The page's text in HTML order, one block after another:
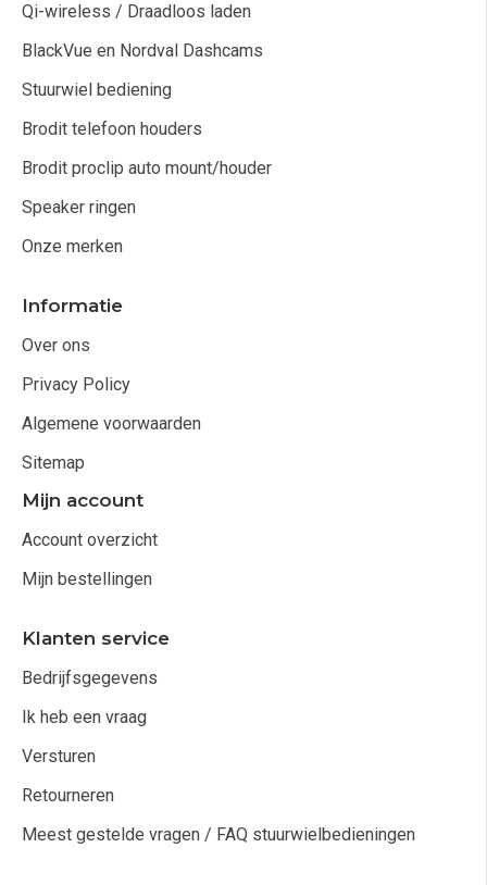
Qi-wireless / Draadloos laden
BlackVue en Nordval Dashcams
Stuurwiel bediening
Brodit telefoon houders
Brodit proclip auto mount/houder
Speaker ringen
Onze merken
Informatie
Over ons
Privacy Policy
Algemene voorwaarden
Sitemap
Mijn account
Account overzicht
Mijn bestellingen
Klanten service
Bedrijfsgegevens
Ik heb een vraag
Versturen
Retourneren
Meest gestelde vragen / FAQ stuurwielbedieningen